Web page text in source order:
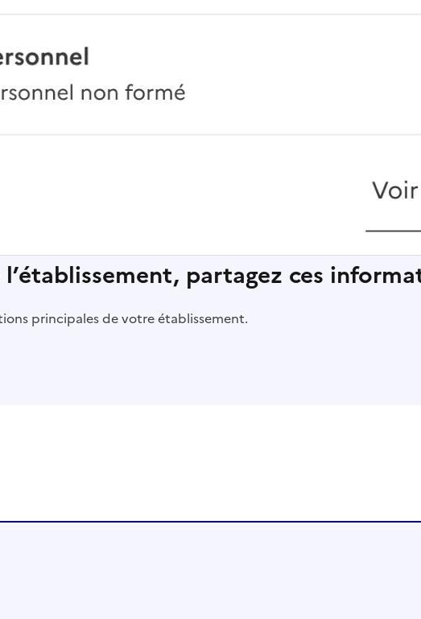
partagez ces
principales de votre établissement.